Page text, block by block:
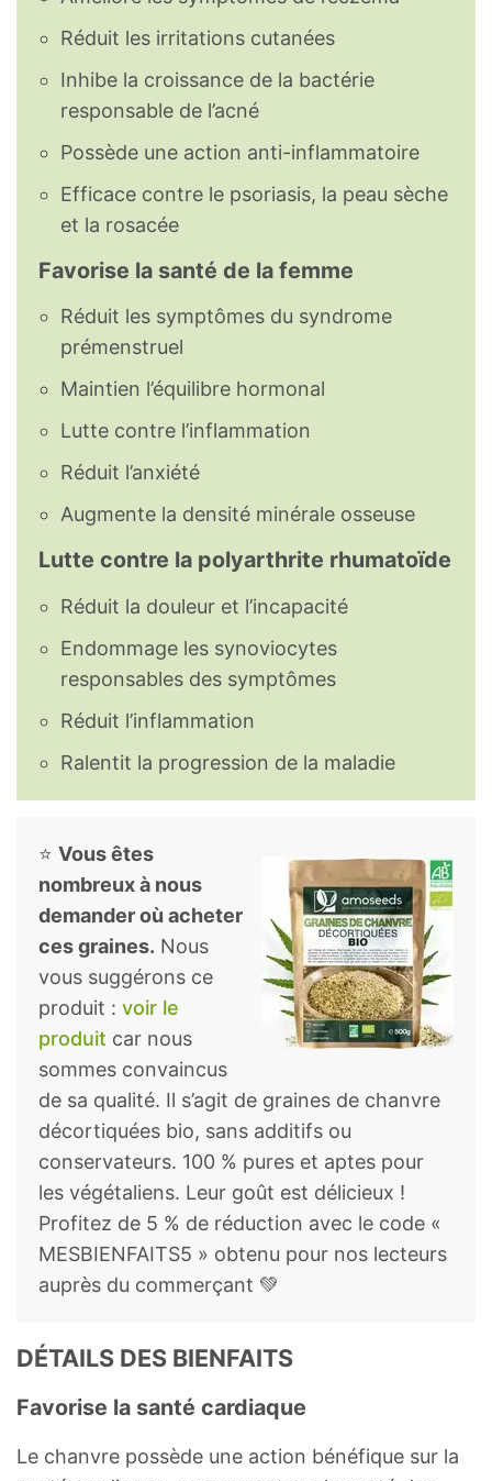
► Acides gras saturés 4,6
AG 18:0, stéarique
AG 20:0, arachidique
AG 24:0 lignocérique
► Acides gras monoinsaturés
AG 18:1 c 5,02 g
AG 20:1, gadoléique 0,124 g
► Acides gras polyinsaturés 38,1
AG 18:2 9c,12c (oméga-6),
AG 18:2 n-6 c,c 27,4
AG 18:2, linoléique conjugué 0,202 g
AG 18:3, alpha-linolénique 10 g
AG 18:3 c9,c12,c15 (oméga-3) 8,68 g
AG 18:3 n-6 c,c,c 1,34 g
AG 18:4, moroctique 0,617 g
Acides gras, trans
Cholestérol 0
Acides aminés
Tryptophane 0,369 g
Thréonine
Isoleucine
Leucine
Lysine 1,28 g
Réduit les irritations cutanées
Inhibe la croissance de la bactérie
responsable de l’acné
Possède une action anti-inflammatoire
Efficace contre le psoriasis, la peau sèche
et la rosacée
Favorise la santé de la femme
Réduit les symptômes du syndrome
prémenstruel
Maintien l’équilibre hormonal
Lutte contre l’inflammation
Réduit l’anxiété
Augmente la densité minérale osseuse
Lutte contre la polyarthrite rhumatoïde
Réduit la douleur et l’incapacité
Endommage les synoviocytes
responsables des symptômes
Réduit l’inflammation
Ralentit la progression de la maladie
⭐ Vous êtes
nombreux à nous
demander où acheter
ces graines. Nous
vous suggérons ce
produit : voir le
produit car nous
sommes convaincus
de sa qualité. Il s’agit de graines de chanvre
décortiquées bio, sans additifs ou
conservateurs. 100 % pures et aptes pour
les végétaliens. Leur goût est délicieux !
Profitez de 5 % de réduction avec le code «
MESBIENFAITS5 » obtenu pour nos lecteurs
auprès du commerçant 💚
DÉTAILS DES BIENFAITS
Favorise la santé cardiaque
Le chanvre possède une action bénéfique sur la